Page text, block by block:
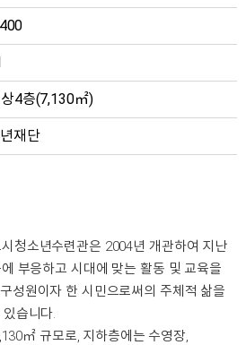
4층(7,130㎡)
재단
청소년수련관은 2004년 개관하여 지난
부응하고 시대에 맞는 활동 및 교육을
성원이자 한 시민으로써의 주체적 삶을
습니다.
㎡ 규모로, 지하층에는 수영장,